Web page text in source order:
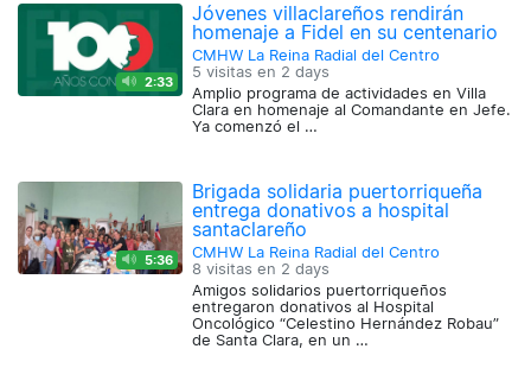
2:33
Jóvenes villaclareños rendirán
homenaje a Fidel en su centenario
CMHW La Reina Radial del Centro
5 visitas en 2 days
Amplio programa de actividades en Villa
Clara en homenaje al Comandante en Jefe.
Ya comenzó el …
5:36
Brigada solidaria puertorriqueña
entrega donativos a hospital
santaclareño
CMHW La Reina Radial del Centro
8 visitas en 2 days
Amigos solidarios puertorriqueños
entregaron donativos al Hospital
Oncológico “Celestino Hernández Robau”
de Santa Clara, en un …